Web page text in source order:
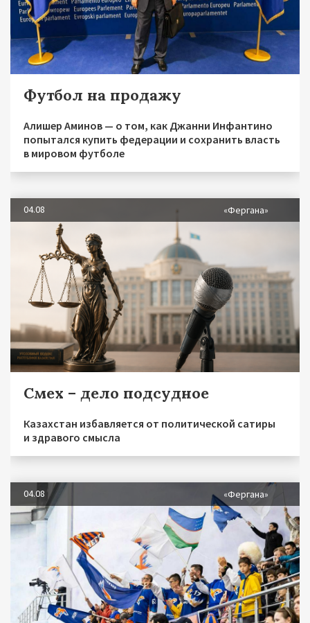
Футбол на продажу
Алишер Аминов — о том, как Джанни Инфантино
попытался купить федерации и сохранить власть
в мировом футболе
04.08 «Фергана»
Смех – дело подсудное
Казахстан избавляется от политической сатиры
и здравого смысла
04.08 «Фергана»